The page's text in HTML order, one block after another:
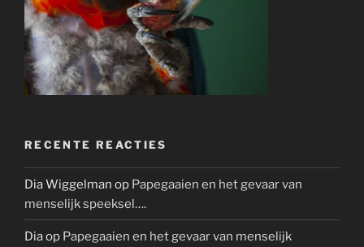
RECENTE REACTIES
Dia Wiggelman op Papegaaien en het gevaar van
menselijk speeksel….
Diaop Papegaaien en het gevaar van menselijk